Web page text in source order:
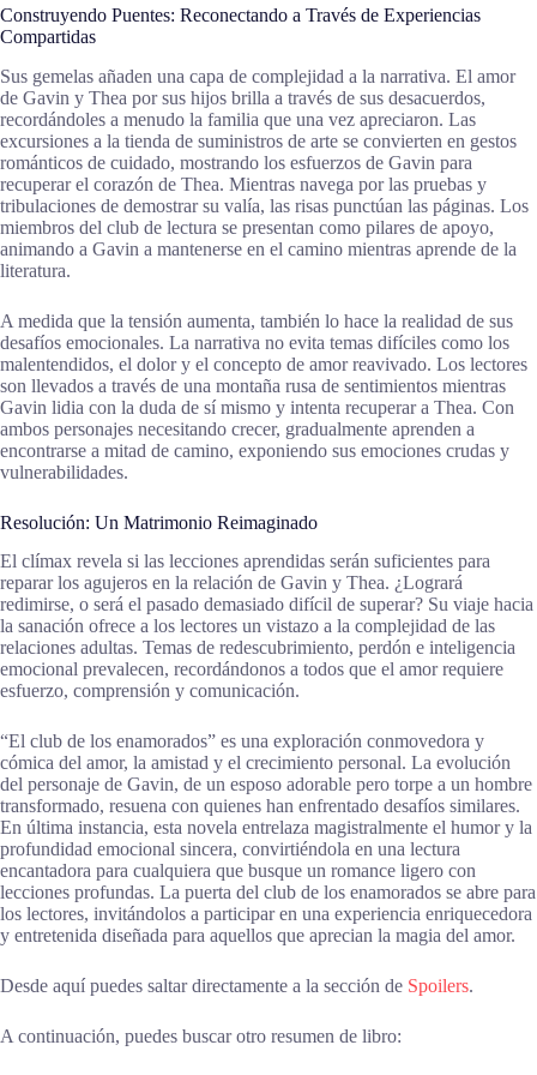
Construyendo Puentes: Reconectando a Través de Experiencias
Compartidas
Sus gemelas añaden una capa de complejidad a la narrativa. El amor
de Gavin y Thea por sus hijos brilla a través de sus desacuerdos,
recordándoles a menudo la familia que una vez apreciaron. Las
excursiones a la tienda de suministros de arte se convierten en gestos
románticos de cuidado, mostrando los esfuerzos de Gavin para
recuperar el corazón de Thea. Mientras navega por las pruebas y
tribulaciones de demostrar su valía, las risas punctúan las páginas. Los
miembros del club de lectura se presentan como pilares de apoyo,
animando a Gavin a mantenerse en el camino mientras aprende de la
literatura.
A medida que la tensión aumenta, también lo hace la realidad de sus
desafíos emocionales. La narrativa no evita temas difíciles como los
malentendidos, el dolor y el concepto de amor reavivado. Los lectores
son llevados a través de una montaña rusa de sentimientos mientras
Gavin lidia con la duda de sí mismo y intenta recuperar a Thea. Con
ambos personajes necesitando crecer, gradualmente aprenden a
encontrarse a mitad de camino, exponiendo sus emociones crudas y
vulnerabilidades.
Resolución: Un Matrimonio Reimaginado
El clímax revela si las lecciones aprendidas serán suficientes para
reparar los agujeros en la relación de Gavin y Thea. ¿Logrará
redimirse, o será el pasado demasiado difícil de superar? Su viaje hacia
la sanación ofrece a los lectores un vistazo a la complejidad de las
relaciones adultas. Temas de redescubrimiento, perdón e inteligencia
emocional prevalecen, recordándonos a todos que el amor requiere
esfuerzo, comprensión y comunicación.
“El club de los enamorados” es una exploración conmovedora y
cómica del amor, la amistad y el crecimiento personal. La evolución
del personaje de Gavin, de un esposo adorable pero torpe a un hombre
transformado, resuena con quienes han enfrentado desafíos similares.
En última instancia, esta novela entrelaza magistralmente el humor y la
profundidad emocional sincera, convirtiéndola en una lectura
encantadora para cualquiera que busque un romance ligero con
lecciones profundas. La puerta del club de los enamorados se abre para
los lectores, invitándolos a participar en una experiencia enriquecedora
y entretenida diseñada para aquellos que aprecian la magia del amor.
Desde aquí puedes saltar directamente a la sección de Spoilers.
A continuación, puedes buscar otro resumen de libro: